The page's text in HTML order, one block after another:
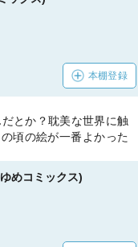
本棚登録
とか？耽美な世界に触
頃の絵が一番よかった
めコミックス)